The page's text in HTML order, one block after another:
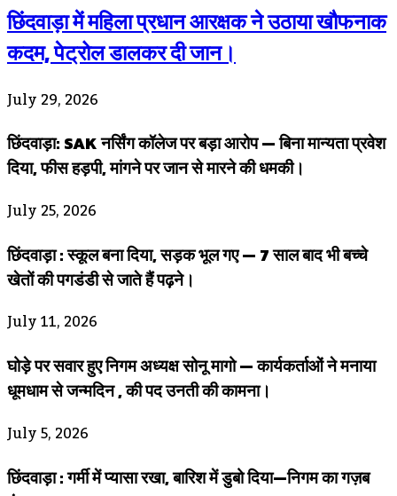
छिंदवाड़ा में महिला प्रधान आरक्षक ने उठाया खौफनाक
कदम, पेट्रोल डालकर दी जान।
July 29, 2026
छिंदवाड़ा: SAK नर्सिंग कॉलेज पर बड़ा आरोप — बिना मान्यता प्रवेश
दिया, फीस हड़पी, मांगने पर जान से मारने की धमकी।
July 25, 2026
छिंदवाड़ा : स्कूल बना दिया, सड़क भूल गए — 7 साल बाद भी बच्चे
खेतों की पगडंडी से जाते हैं पढ़ने।
July 11, 2026
घोड़े पर सवार हुए निगम अध्यक्ष सोनू मागो — कार्यकर्ताओं ने मनाया
धूमधाम से जन्मदिन , की पद उनती की कामना।
July 5, 2026
छिंदवाड़ा : गर्मी में प्यासा रखा, बारिश में डुबो दिया—निगम का गज़ब